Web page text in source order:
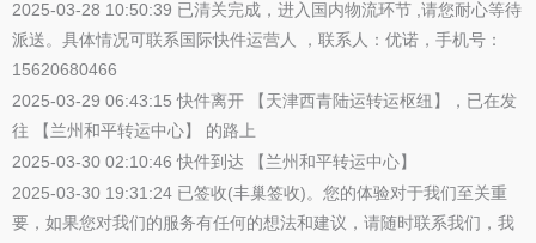
2025-03-28 10:50:39 已清关完成，进入国内物流环节 ,请您耐心等待
派送。具体情况可联系国际快件运营人 ，联系人：优诺，手机号：
15620680466
2025-03-29 06:43:15 快件离开 【天津西青陆运转运枢纽】，已在发
往 【兰州和平转运中心】 的路上
2025-03-30 02:10:46 快件到达 【兰州和平转运中心】
2025-03-30 19:31:24 已签收(丰巢签收)。您的体验对于我们至关重
要，如果您对我们的服务有任何的想法和建议，请随时联系我们，我